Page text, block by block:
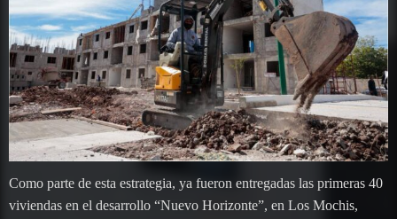
Como parte de esta estrategia, ya fueron entregadas las primeras 40
viviendas en el desarrollo “Nuevo Horizonte”, en Los Mochis,